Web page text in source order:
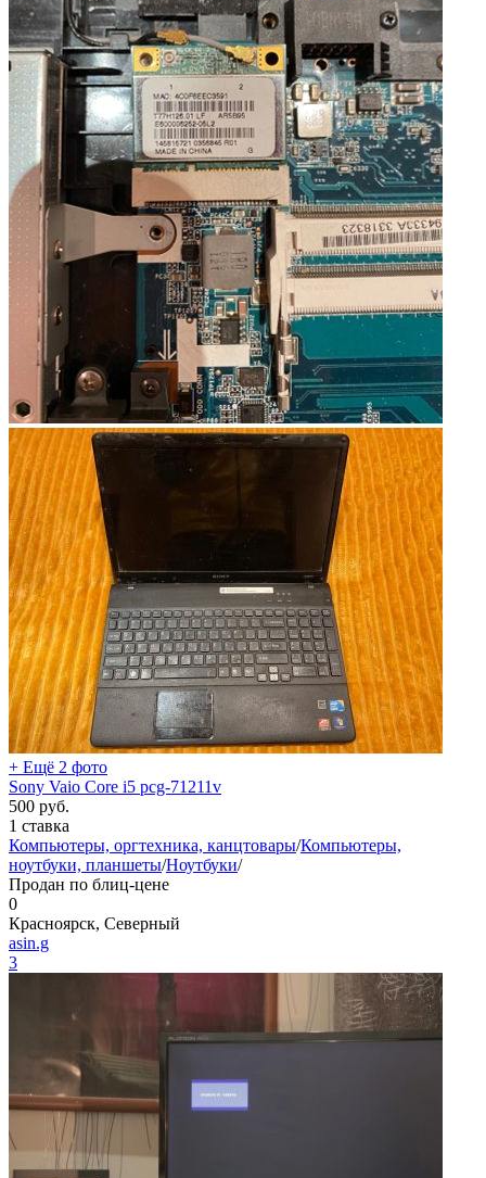
+ Ещё 2 фото
Sony Vaio Core i5 pcg-71211v
500 руб.
1 ставка
Компьютеры, оргтехника, канцтовары/Компьютеры,
ноутбуки, планшеты/Ноутбуки/
Продан по блиц-цене
0
Красноярск, Северный
asin.g
3